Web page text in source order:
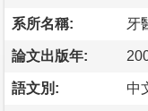
系所名稱: 牙
論文出版年:
語文別: 中